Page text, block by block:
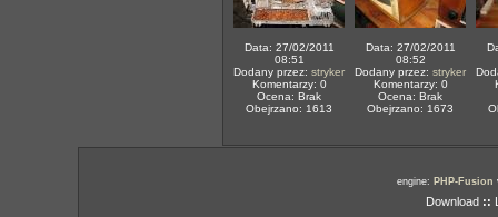
Data: 27/02/2011
08:51
Dodany przez: stryker
Komentarzy: 0
Ocena: Brak
Obejrzano: 1613
Data: 27/02/2011
08:52
Dodany przez: stryker
Komentarzy: 0
Ocena: Brak
Obejrzano: 1673
engine: PHP-Fusion
Download ::